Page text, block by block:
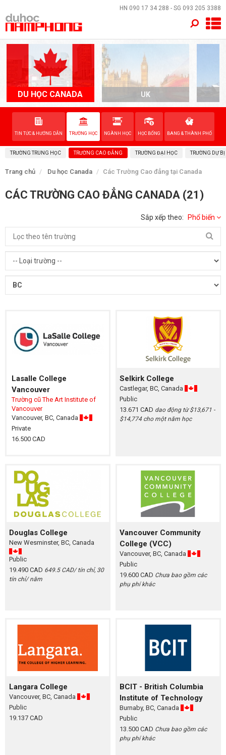
HN 090 17 34 288 - SG 093 205 3388
DU HỌC CANADA UK
TIN TỨC & HƯỚNG DẪN TRƯỜNG HỌC NGÀNH HỌC HỌC BỔNG BANG & THÀNH PHỐ
TRƯỜNG TRUNG HỌC TRƯỜNG CAO ĐẲNG TRƯỜNG ĐẠI HỌC TRƯỜNG DỰ BỊ
Trang chủ Du học Canada Các Trường Cao đẳng tại Canada
CÁC TRƯỜNG CAO ĐẲNG CANADA (21)
Sắp xếp theo: Phổ biến
Lasalle College
Vancouver
Trường cũ The Art Institute of
Vancouver
Vancouver, BC, Canada
Private
16.500 CAD
Selkirk College
Castlegar, BC, Canada
Public
13.671 CAD dao động từ $13,671 -
$14,774 cho một năm học
Douglas College
New Wesminster, BC, Canada
Public
19.490 CAD 649.5 CAD/ tín chỉ, 30
tín chỉ/ năm
Vancouver Community
College (VCC)
Vancouver, BC, Canada
Public
19.600 CAD Chưa bao gồm các
phụ phí khác
Langara College
Vancouver, BC, Canada
Public
19.137 CAD
BCIT - British Columbia
Institute of Technology
Burnaby, BC, Canada
Public
13.500 CAD Chưa bao gồm các
phụ phí khác
×
TRANG CHỦ
DỊCH VỤ
VỀ NAM PHONG